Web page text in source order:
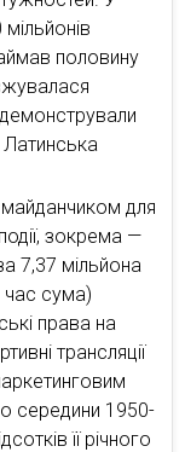
половину
демонстрували
Латинська
для
зокрема —
7,37 мільйона
час сума)
права на
трансляції
середини 1950-
її річного